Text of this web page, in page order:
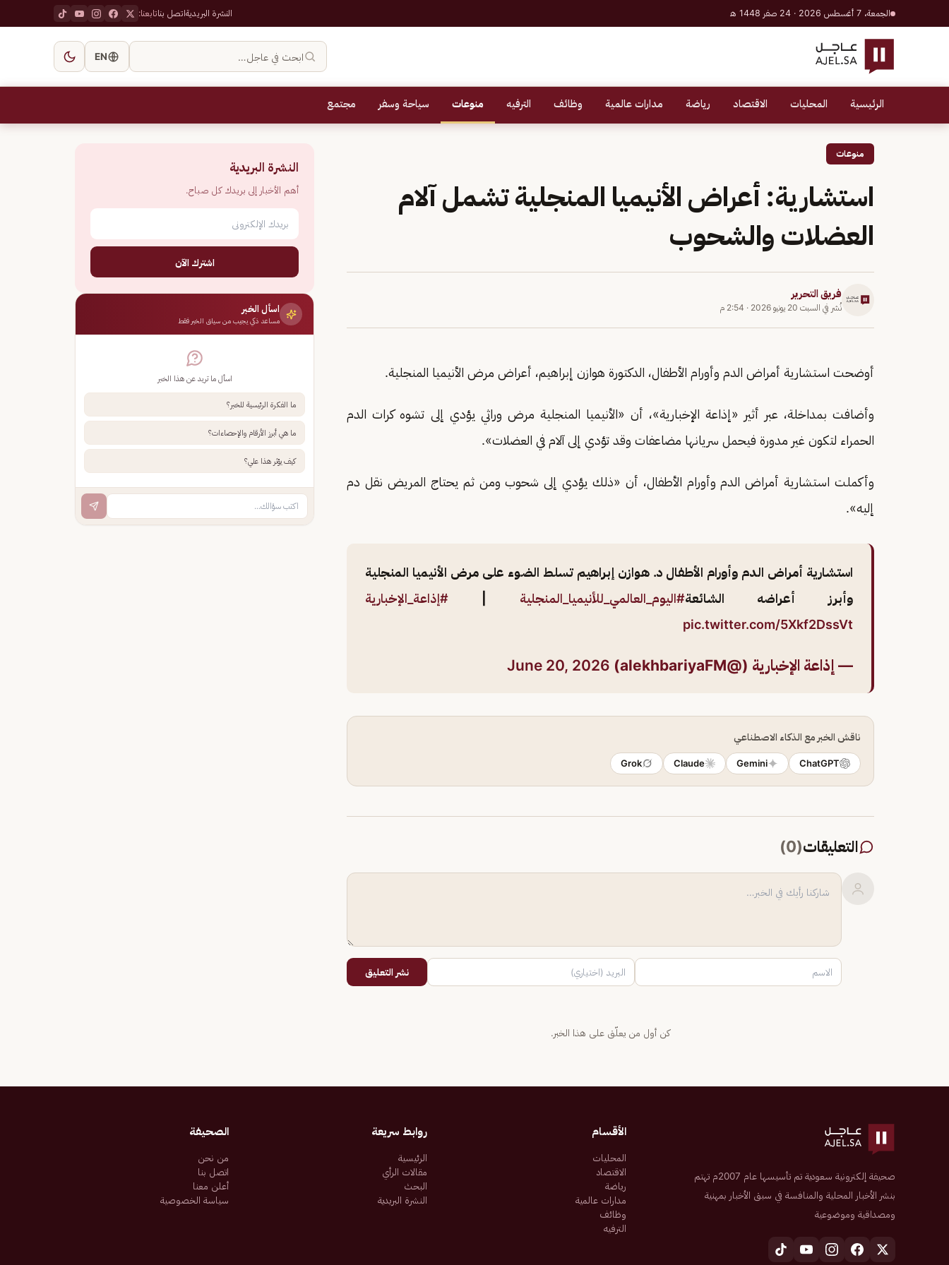
الجمعة، 7 أغسطس 2026 · 24 صفر 1448 هـ النشرة البريديةاتصل بناتابعنا:
ابحث في عاجل… EN
الرئيسية المحليات الاقتصاد رياضة مدارات عالمية وظائف الترفيه منوعات سياحة وسفر مجتمع
منوعات
استشارية: أعراض الأنيميا المنجلية تشمل آلام
العضلات والشحوب
فريق التحرير
نُشر في السبت 20 يونيو 2026 · 2:54 م
أوضحت استشارية أمراض الدم وأورام الأطفال، الدكتورة هوازن إبراهيم، أعراض مرض الأنيميا المنجلية.
وأضافت بمداخلة، عبر أثير «إذاعة الإخبارية»، أن «الأنيميا المنجلية مرض وراثي يؤدي إلى تشوه كرات الدم
الحمراء لتكون غير مدورة فيحمل سريانها مضاعفات وقد تؤدي إلى آلام في العضلات».
وأكملت استشارية أمراض الدم وأورام الأطفال، أن «ذلك يؤدي إلى شحوب ومن ثم يحتاج المريض نقل دم
إليه».
استشارية أمراض الدم وأورام الأطفال د. هوازن إبراهيم تسلط الضوء على مرض الأنيميا المنجلية
وأبرز أعراضه الشائعة#اليوم_العالمي_للأنيميا_المنجلية
#إذاعة_الإخبارية
pic.twitter.com/5Xkf2DssVt
— إذاعة الإخبارية (@alekhbariyaFM) June 20, 2026
ناقش الخبر مع الذكاء الاصطناعي
ChatGPT
Gemini
Claude
Grok
التعليقات(
0
)
نشر التعليق
كن أول من يعلّق على هذا الخبر.
النشرة البريدية
أهم الأخبار إلى بريدك كل صباح.
اشترك الآن
اسأل الخبر
مساعد ذكي يجيب من سياق الخبر فقط
اسأل ما تريد عن هذا الخبر
ما الفكرة الرئيسية للخبر؟
ما هي أبرز الأرقام والإحصاءات؟
كيف يؤثر هذا علي؟
صحيفة إلكترونية سعودية تم تأسيسها عام 2007م تهتم
بنشر الأخبار المحلية والمنافسة في سبق الأخبار بمهنية
ومصداقية وموضوعية
الأقسام
المحليات
الاقتصاد
رياضة
مدارات عالمية
وظائف
الترفيه
روابط سريعة
الرئيسية
مقالات الرأي
البحث
النشرة البريدية
الصحيفة
من نحن
اتصل بنا
أعلن معنا
سياسة الخصوصية